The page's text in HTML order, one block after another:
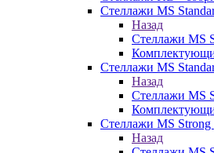
Стеллажи MS
Назад
Стеллажи MS
Стеллажи MS
Назад
Стеллажи MS
Стеллажи MS Strong
Назад